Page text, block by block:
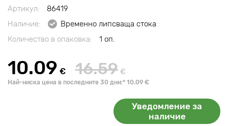
Артикул:
86419
Наличие:
Временно липсваща стока
Количество в опаковка:
1 оп.
10.09 € 16.59 €
Най-ниска цена в последните 30 дни:* 10.09 €
Уведомление за
наличие